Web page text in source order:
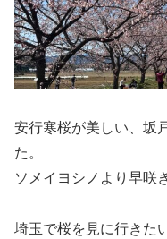
安行寒桜が美しい、坂
た。
ソメイヨシノより早咲
埼玉で桜を見に行きた